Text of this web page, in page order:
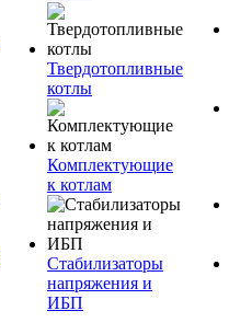
Твердотопливные
котлы
Комплектующие
к котлам
Стабилизаторы
напряжения и
ИБП